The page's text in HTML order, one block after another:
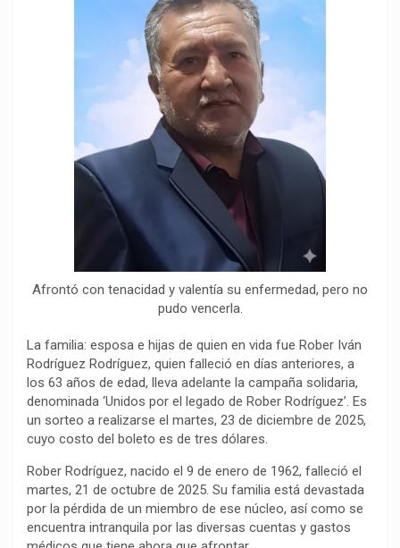
r
a
m
i
n
k
r
t
i
r
Afrontó con tenacidad y valentía su enfermedad, pero no
pudo vencerla.
La familia: esposa e hijas de quien en vida fue Rober Iván
Rodríguez Rodríguez, quien falleció en días anteriores, a
los 63 años de edad, lleva adelante la campaña solidaria,
denominada ‘Unidos por el legado de Rober Rodríguez’. Es
un sorteo a realizarse el martes, 23 de diciembre de 2025,
cuyo costo del boleto es de tres dólares.
Rober Rodríguez, nacido el 9 de enero de 1962, falleció el
martes, 21 de octubre de 2025. Su familia está devastada
por la pérdida de un miembro de ese núcleo, así como se
encuentra intranquila por las diversas cuentas y gastos